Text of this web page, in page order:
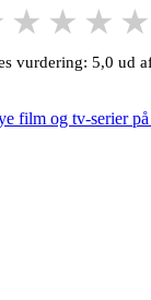
★ ★ ★ ★
vurdering: 5,0 ud
film og tv-serier